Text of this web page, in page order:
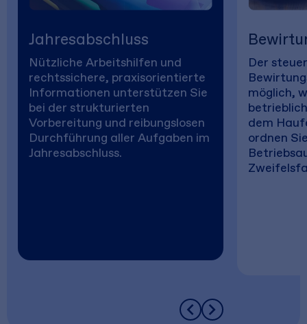
Jahresabschluss
Nützliche Arbeitshilfen und
rechtssichere, praxisorientierte
Informationen unterstützen Sie
bei der strukturierten
Vorbereitung und reibungslosen
Durchführung aller Aufgaben im
Jahresabschluss.
Der
möglich,
dem
ordnen